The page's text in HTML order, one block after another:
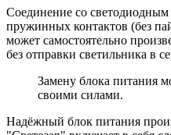
Соединение со
пружинных контактов (без
может самостоятельно
без отправки светильника в
Замену блока питания
своими силами.
Надёжный блок питания